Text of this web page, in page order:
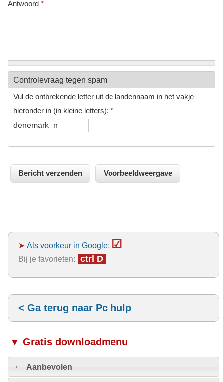
Antwoord *
Controlevraag tegen spam
Vul de ontbrekende letter uit de landennaam in het vakje
hieronder in (in kleine letters): *
denemark_n
➤ Als voorkeur in Google: ☑
Bij je favorieten: ctrl D
< Ga terug naar Pc hulp
▼ Gratis downloadmenu
Aanbevolen